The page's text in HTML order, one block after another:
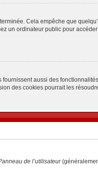
Cela empêche que
un ordinateur public pour
aussi des
des cookies pourrait les
de l’utilisateur